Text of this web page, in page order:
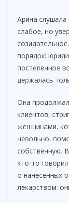
Арина слушала
слабое, но
порядок:
постепенное
держалась
Она
клиентов,
женщинами,
невольно,
собственную.
кто-то
о нанесённых
лекарством: